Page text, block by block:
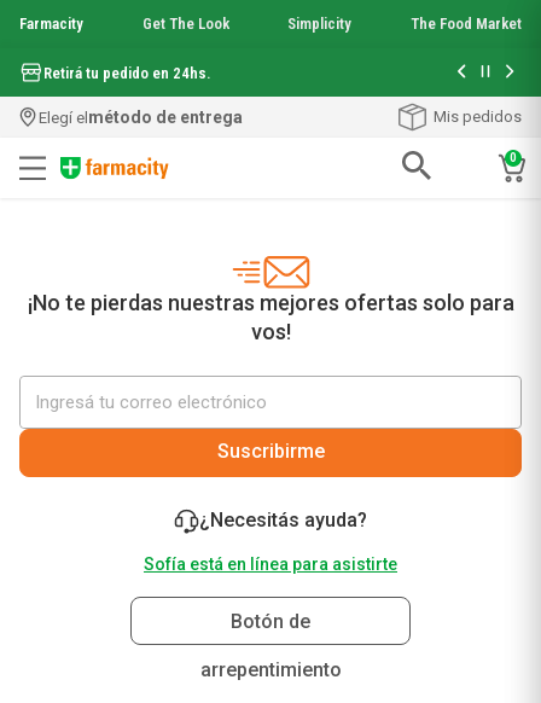
Farmacity Get The Look Simplicity The Food Market
Retirá tu pedido en 24hs. Hasta 6
Elegí elmétodo de entrega Mis pedidos
0
¡No te pierdas nuestras mejores ofertas solo para
vos!
Suscribirme
¿Necesitás ayuda?
Sofía está en línea para asistirte
Botón de
arrepentimiento
garnier toque seco crema facial
. mineral 89
6
protector solar
8
9